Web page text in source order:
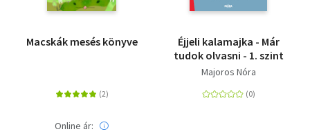
Macskák mesés könyve
Online ár:
Éjjeli kalamajka - Már
tudok olvasni - 1. szint
Majoros Nóra